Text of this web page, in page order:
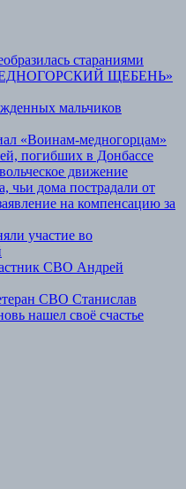
стараниями
ЩЕБЕНЬ»
мальчиков
«Воинам-медногорцам»
погибших в Донбассе
движение
чьи дома пострадали от
на компенсацию за
участие во
СВО Андрей
СВО Станислав
нашел своё счастье